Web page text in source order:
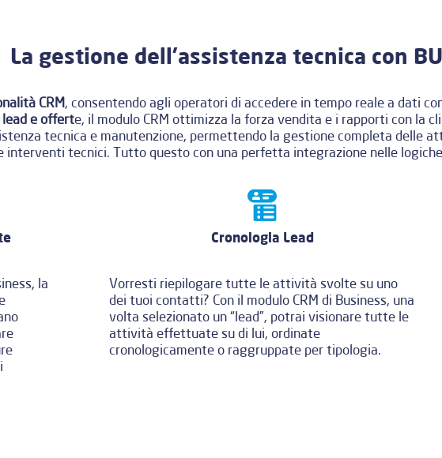
La gestione dell’assistenza tecnica con
CRM, consentendo agli operatori di accedere in tempo reale a dati
e offerte, il modulo CRM ottimizza la forza vendita e i rapporti con la
tecnica e manutenzione, permettendo la gestione completa delle
interventi tecnici. Tutto questo con una perfetta integrazione nelle
la
Cronologia Lead
Vorresti riepilogare tutte le attività svolte su uno
dei tuoi contatti? Con il modulo CRM di Business, una
volta selezionato un “lead”, potrai visionare tutte le
attività effettuate su di lui, ordinate
cronologicamente o raggruppate per tipologia.